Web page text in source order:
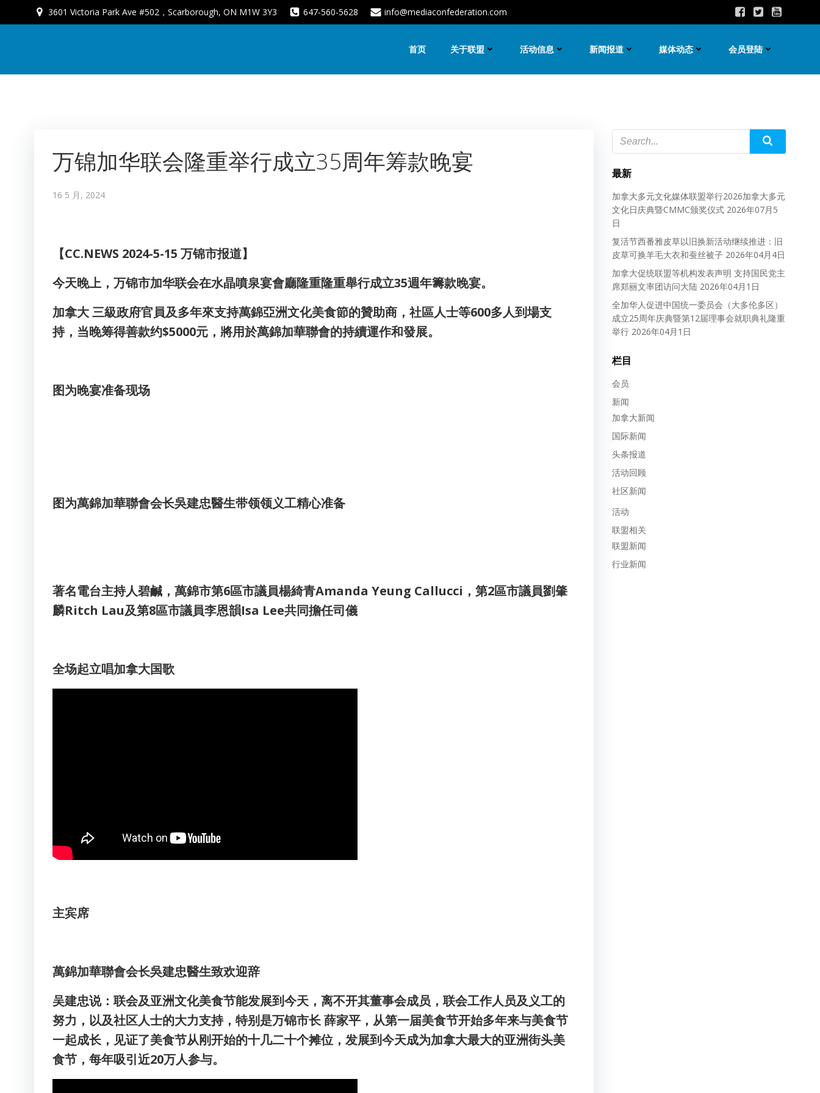
3601 Victoria Park Ave #502，Scarborough, ON M1W 3Y3 647-560-5628 info@mediaconfederation.com
首页 关于联盟 活动信息 新闻报道 媒体动态 会员登陆
万锦加华联会隆重举行成立35周年筹款晚宴
16 5 月, 2024
【CC.NEWS 2024-5-15 万锦市报道】
今天晚上，万锦市加华联会在水晶噴泉宴會廳隆重隆重舉行成立35週年籌款晚宴。
加拿大 三級政府官員及多年來支持萬錦亞洲文化美食節的贊助商，社區人士等600多人到場支
持，当晚筹得善款约$5000元，將用於萬錦加華聯會的持續運作和發展。
图为晚宴准备现场
图为萬錦加華聯會会长吳建忠醫生带领领义工精心准备
著名電台主持人碧鹹，萬錦市第6區市議員楊綺青Amanda Yeung Callucci，第2區市議員劉肇
麟Ritch Lau及第8區市議員李恩韻Isa Lee共同擔任司儀
全场起立唱加拿大国歌
主宾席
萬錦加華聯會会长吳建忠醫生致欢迎辞
吴建忠说：联会及亚洲文化美食节能发展到今天，离不开其董事会成员，联会工作人员及义工的
努力，以及社区人士的大力支持，特别是万锦市长 薛家平，从第一届美食节开始多年来与美食节
一起成长，见证了美食节从刚开始的十几二十个摊位，发展到今天成为加拿大最大的亚洲街头美
食节，每年吸引近20万人参与。
最新
加拿大多元文化媒体联盟举行2026加拿大多元
文化日庆典暨CMMC颁奖仪式 2026年07月5
日
复活节西番雅皮草以旧换新活动继续推进：旧
皮草可换羊毛大衣和蚕丝被子 2026年04月4日
加拿大促统联盟等机构发表声明 支持国民党主
席郑丽文率团访问大陆 2026年04月1日
全加华人促进中国统一委员会（大多伦多区）
成立25周年庆典暨第12届理事会就职典礼隆重
举行 2026年04月1日
栏目
会员
新闻
加拿大新闻
国际新闻
头条报道
活动回顾
社区新闻
活动
联盟相关
联盟新闻
行业新闻